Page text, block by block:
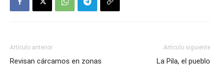
Artículo anterior
Revisan cárcamos en zonas
Artículo siguiente
La Pila, el pueblo